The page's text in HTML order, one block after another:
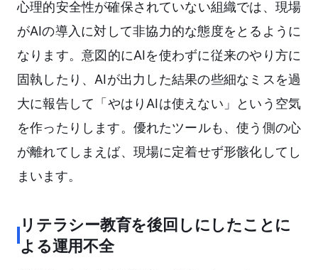
心理的安全性が確保されていない組織では、現場
がAIの導入に対して非協力的な態度をとるように
なります。意図的にAIを使わずに従来のやり方に
固執したり、AIが出力した結果の些細なミスを過
大に報告して「やはりAIは使えない」という空気
を作ったりします。優れたツールも、使う側の心
が離れてしまえば、現場に定着せず形骸化してし
まいます。
リテラシー教育を後回しにしたことに
よる運用不全